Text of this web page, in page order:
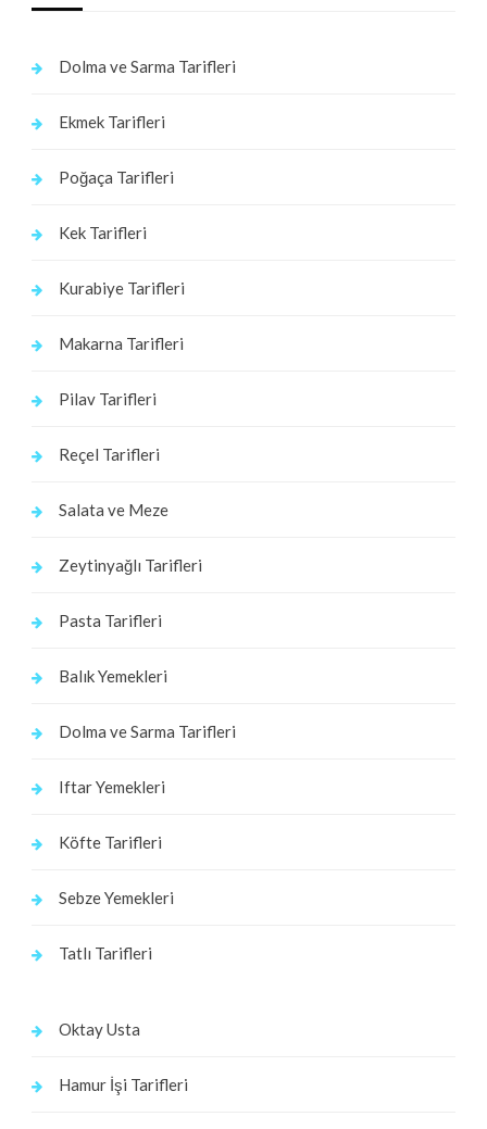
Dolma ve Sarma Tarifleri
Ekmek Tarifleri
Poğaça Tarifleri
Kek Tarifleri
Kurabiye Tarifleri
Makarna Tarifleri
Pilav Tarifleri
Reçel Tarifleri
Salata ve Meze
Zeytinyağlı Tarifleri
Pasta Tarifleri
Balık Yemekleri
Dolma ve Sarma Tarifleri
Iftar Yemekleri
Köfte Tarifleri
Sebze Yemekleri
Tatlı Tarifleri
Oktay Usta
Hamur İşi Tarifleri